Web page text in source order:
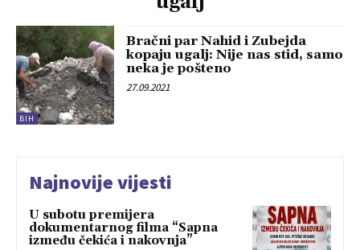
BIH
Bračni par Nahid i Zubejda
kopaju ugalj: Nije nas stid, samo
neka je pošteno
27.09.2021
Najnovije vijesti
U subotu premijera
dokumentarnog filma “Sapna
između čekića i nakovnja”